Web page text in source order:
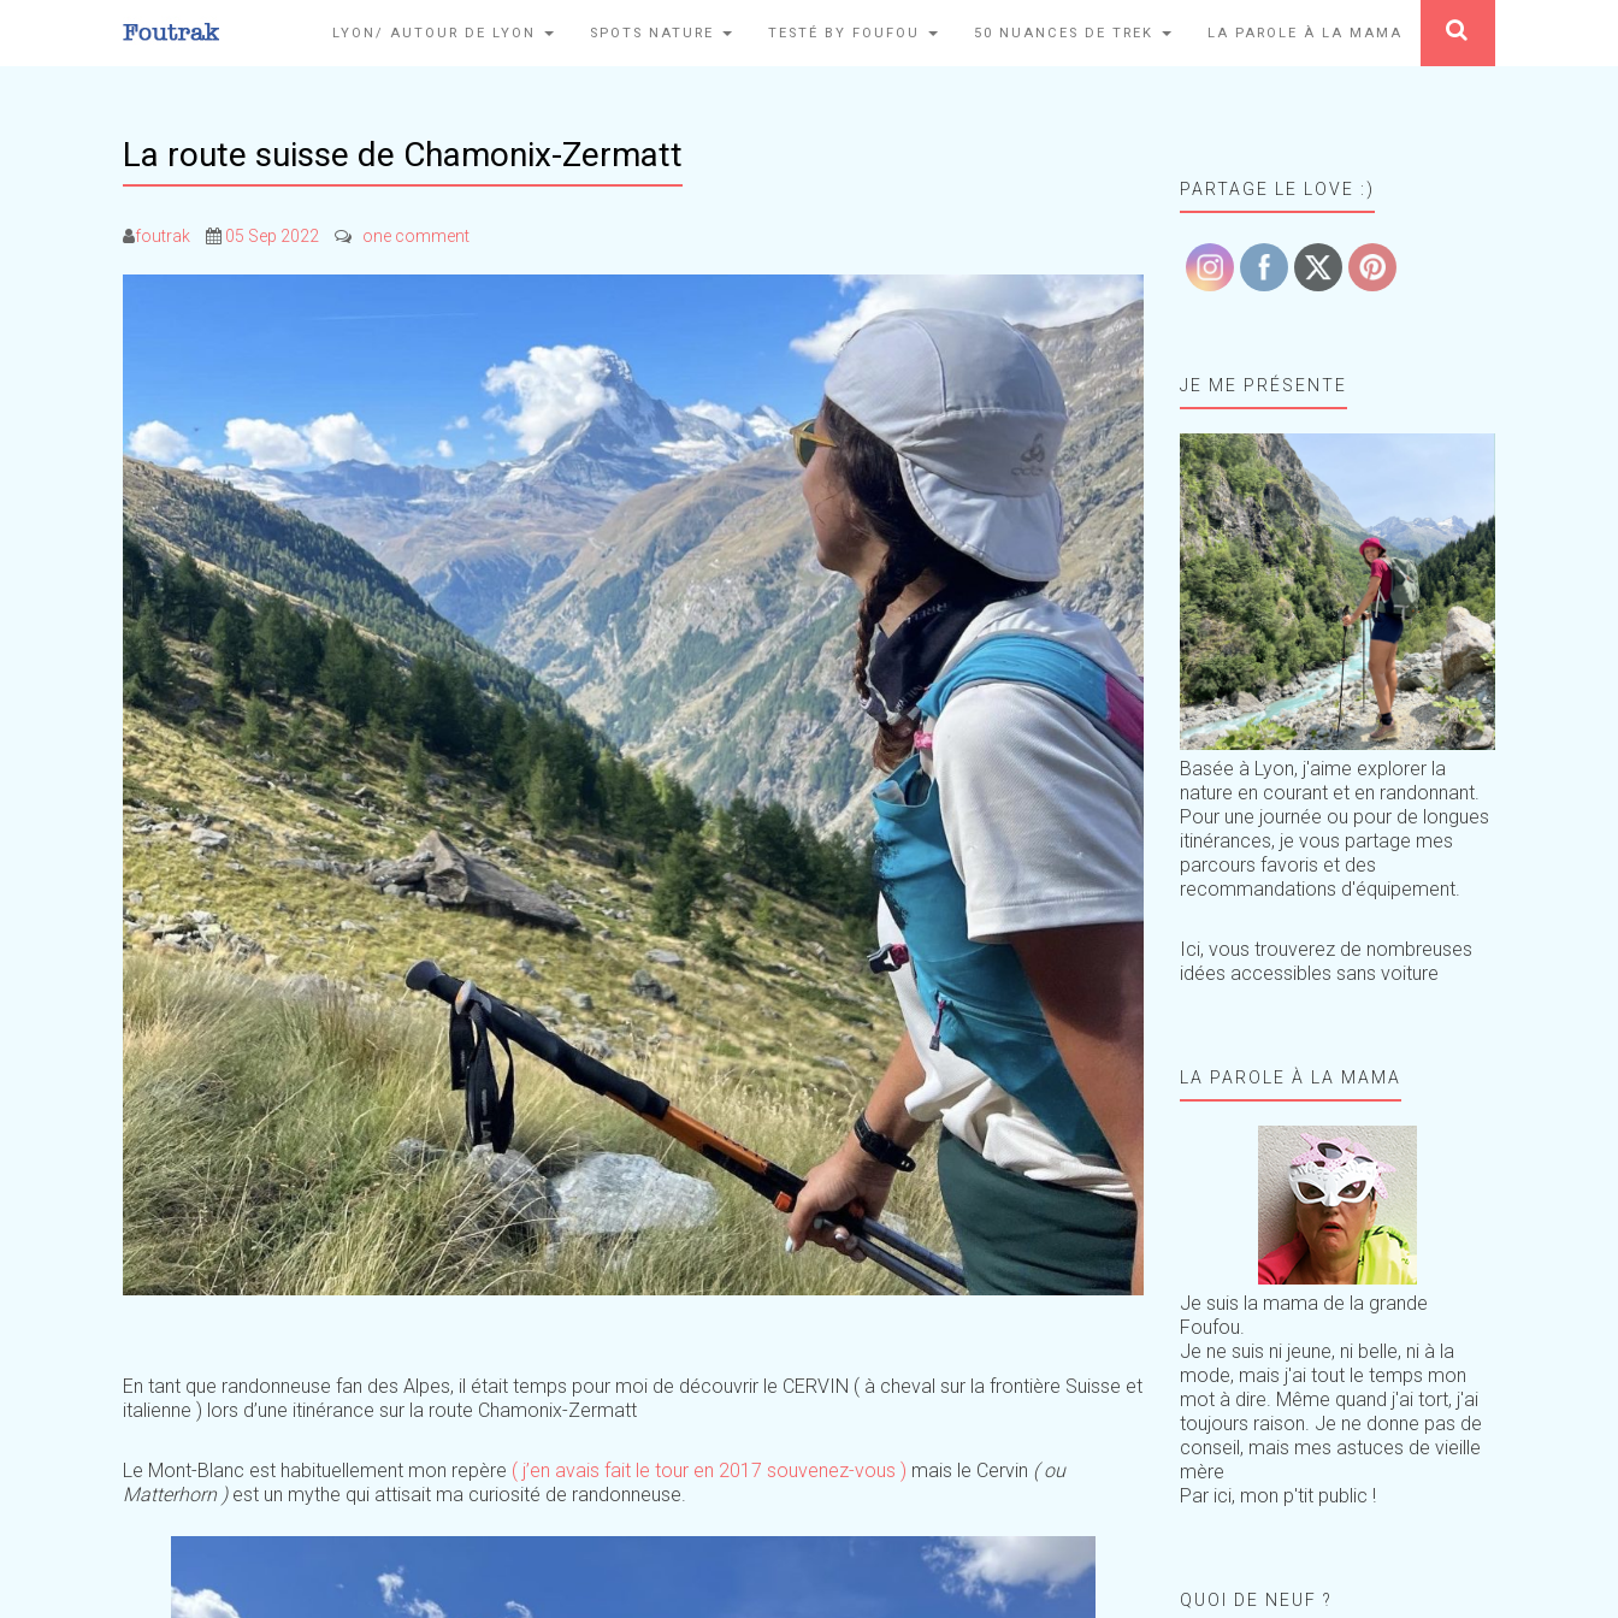
LYON/ AUTOUR DE LYON SPOTS NATURE TESTÉ BY FOUFOU 50 NUANCES DE TREK LA PAROLE À LA MAMA
La route suisse de Chamonix-Zermatt
foutrak 05 Sep 2022 one comment
En tant que randonneuse fan des Alpes, il était temps pour moi de découvrir le CERVIN ( à cheval sur la frontière Suisse et
italienne ) lors d’une itinérance sur la route Chamonix-Zermatt
Le Mont-Blanc est habituellement mon repère ( j’en avais fait le tour en 2017 souvenez-vous ) mais le Cervin ( ou
Matterhorn )est un mythe qui attisait ma curiosité de randonneuse.
PARTAGE LE LOVE :)
JE ME PRÉSENTE
Basée à Lyon, j'aime explorer la
nature en courant et en randonnant.
Pour une journée ou pour de longues
itinérances, je vous partage mes
parcours favoris et des
recommandations d'équipement.
Ici, vous trouverez de nombreuses
idées accessibles sans voiture
LA PAROLE À LA MAMA
Je suis la mama de la grande
Foufou.
Je ne suis ni jeune, ni belle, ni à la
mode, mais j'ai tout le temps mon
mot à dire. Même quand j'ai tort, j'ai
toujours raison. Je ne donne pas de
conseil, mais mes astuces de vieille
mère
Par ici, mon p'tit public !
QUOI DE NEUF ?